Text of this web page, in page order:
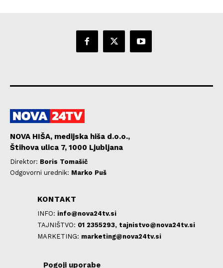
NOVA HIŠA, medijska hiša d.o.o.,
Štihova ulica 7, 1000 Ljubljana
Direktor: Boris Tomašič
Odgovorni urednik: Marko Puš
KONTAKT
INFO: info@nova24tv.si
TAJNIŠTVO: 01 2355293, tajnistvo@nova24tv.si
MARKETING: marketing@nova24tv.si
Pogoji uporabe